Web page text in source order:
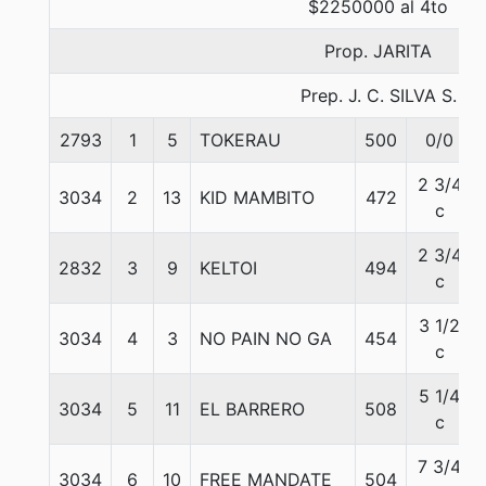
$2250000 al 4to
Prop. JARITA
Prep. J. C. SILVA S.
2793 1 5 TOKERAU 500 0/0
3034 2 13 KID MAMBITO 472
2 3/4
c
2832 3 9 KELTOI 494
2 3/4
c
3034 4 3 NO PAIN NO GA 454
3 1/2
c
3034 5 11 EL BARRERO 508
5 1/4
c
3034 6 10 FREE MANDATE 504
7 3/4